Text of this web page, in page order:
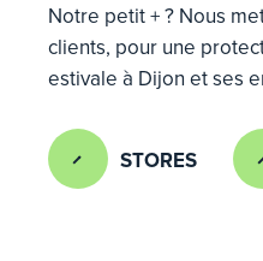
Notre petit + ? Nous
clients, pour une
estivale à Dijon et ses
STORES